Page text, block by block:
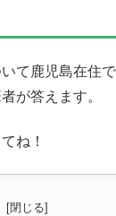
て鹿児島在住
が答えます。
ね！